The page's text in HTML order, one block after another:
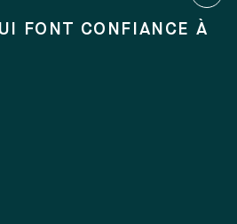
FONT CONFIANCE À